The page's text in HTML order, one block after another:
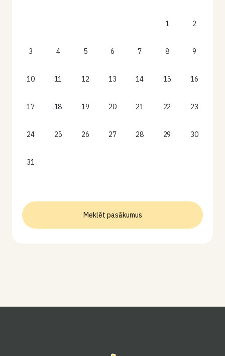
1 2
3 4 5 6 7 8 9
10 11 12 13 14 15 16
17 18 19 20 21 22 23
24 25 26 27 28 29 30
31
Meklēt pasākumus